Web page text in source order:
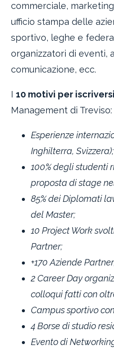
commerciale,
ufficio stampa delle
sportivo, leghe e
organizzatori di eventi,
comunicazione, ecc.
I10 motivi per iscriversi
Management di Treviso:
Esperienze
Inghilterra, Svizzera);
100% degli studenti
proposta di stage
85% dei Diplomati
del Master;
10 Project Work
Partner;
+170 Aziende
2 Career Day
colloqui fatti con
Campus sportivo
4 Borse di studio
Evento di